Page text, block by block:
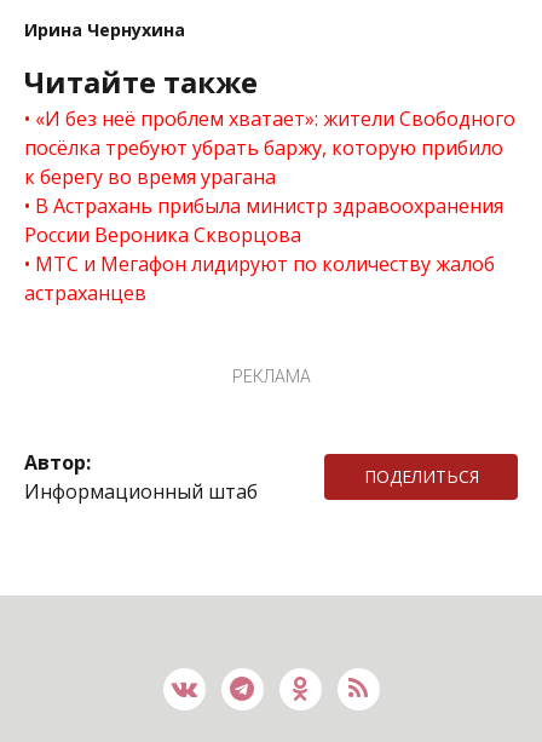
Ирина Чернухина
Читайте также
«И без неё проблем хватает»: жители Свободного
посёлка требуют убрать баржу, которую прибило
к берегу во время урагана
В Астрахань прибыла министр здравоохранения
России Вероника Скворцова
МТС и Мегафон лидируют по количеству жалоб
астраханцев
РЕКЛАМА
Автор:
Информационный штаб
ПОДЕЛИТЬСЯ